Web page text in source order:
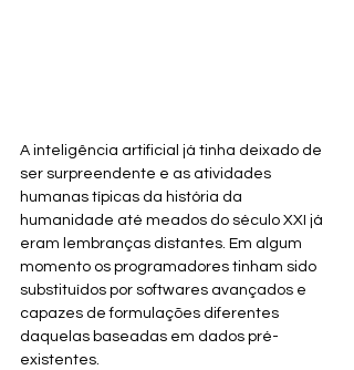
A inteligência artificial já tinha deixado de
ser surpreendente e as atividades
humanas típicas da história da
humanidade até meados do século XXI já
eram lembranças distantes. Em algum
momento os programadores tinham sido
substituídos por softwares avançados e
capazes de formulações diferentes
daquelas baseadas em dados pré-
existentes.